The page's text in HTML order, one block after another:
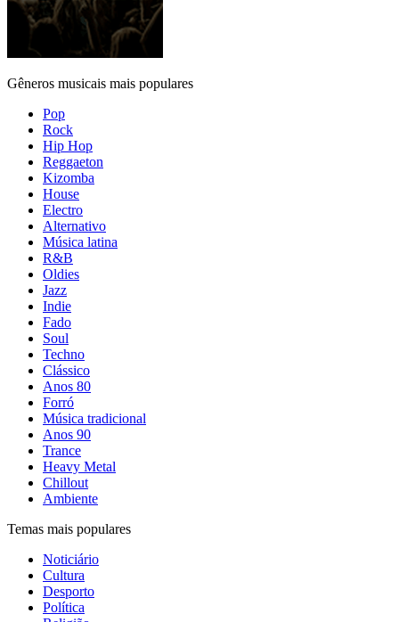
Gêneros musicais mais populares
Pop
Rock
Hip Hop
Reggaeton
Kizomba
House
Electro
Alternativo
Música latina
R&B
Oldies
Jazz
Indie
Fado
Soul
Techno
Clássico
Anos 80
Forró
Música tradicional
Anos 90
Trance
Heavy Metal
Chillout
Ambiente
Temas mais populares
Noticiário
Cultura
Desporto
Política